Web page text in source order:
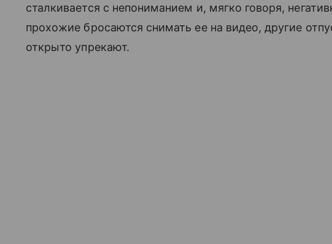
сталкивается с непониманием и, мягко говоря,
прохожие бросаются снимать ее на видео, другие
открыто упрекают.